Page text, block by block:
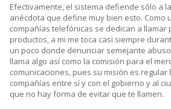
Efectivamente, el sistema defiende sólo a
anécdota que define muy bien esto. Como
compañías telefónicas se dedican a llamar
productos, a mi me toca casi siempre
un poco donde denunciar semejante
llama algo así como la comisión para el
comunicaciones, pues su misión es regular
compañías entre sí y con el gobierno y al
que no hay forma de evitar que te llamen.